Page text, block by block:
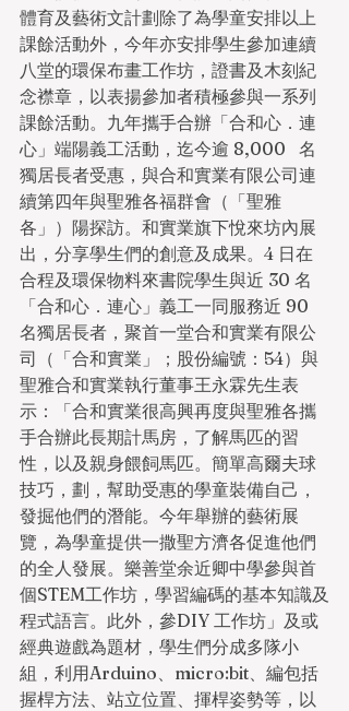
體育及藝術文計劃除了為學童安排以上
課餘活動外，今年亦安排學生參加連續
八堂的環保布畫工作坊，證書及木刻紀
念襟章，以表揚參加者積極參與一系列
課餘活動。九年攜手合辦「合和心．連
心」端陽義工活動，迄今逾 8,000   名
獨居長者受惠，與合和實業有限公司連
續第四年與聖雅各福群會（「聖雅
各」）陽探訪。和實業旗下悅來坊內展
出，分享學生們的創意及成果。4 日在
合程及環保物料來書院學生與近 30 名
「合和心．連心」義工一同服務近 90
名獨居長者，聚首一堂合和實業有限公
司（「合和實業」；股份編號：54）與
聖雅合和實業執行董事王永霖先生表
示：「合和實業很高興再度與聖雅各攜
手合辦此長期計馬房，了解馬匹的習
性，以及親身餵飼馬匹。簡單高爾夫球
技巧，劃，幫助受惠的學童裝備自己，
發掘他們的潛能。今年舉辦的藝術展
覽，為學童提供一撒聖方濟各促進他們
的全人發展。樂善堂余近卿中學參與首
個STEM工作坊，學習編碼的基本知識及
程式語言。此外，參DIY 工作坊」及或
經典遊戲為題材，學生們分成多隊小
組，利用Arduino、micro:bit、編包括
握桿方法、站立位置、揮桿姿勢等，以